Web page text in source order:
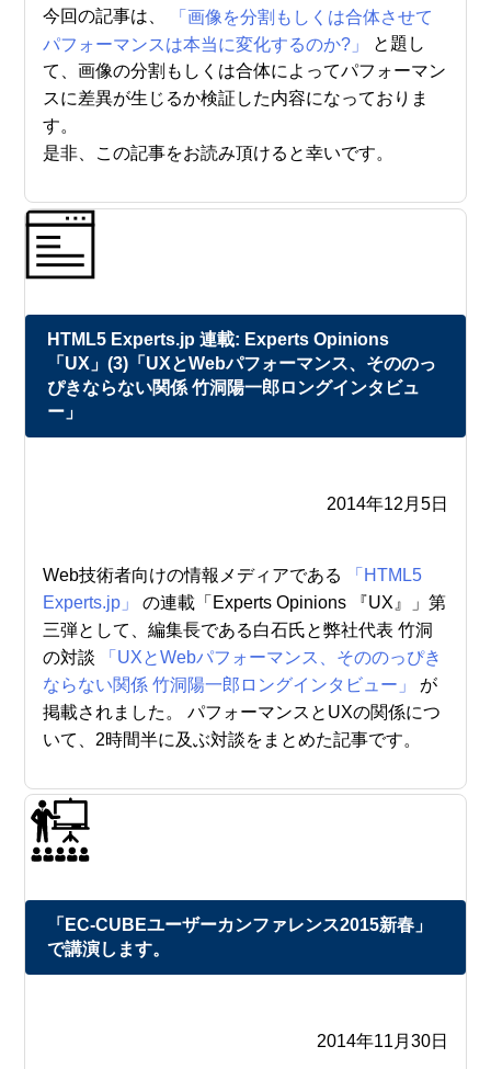
今回の記事は、
「画像を分割もしくは合体させて
パフォーマンスは本当に変化するのか?」
と題し
て、画像の分割もしくは合体によってパフォーマン
スに差異が生じるか検証した内容になっておりま
す。
是非、この記事をお読み頂けると幸いです。
HTML5 Experts.jp 連載: Experts Opinions
「UX」(3)「UXとWebパフォーマンス、そののっ
ぴきならない関係 竹洞陽一郎ロングインタビュ
ー」
2014年12月5日
Web技術者向けの情報メディアである
「HTML5
Experts.jp」
の連載「Experts Opinions 『UX』」第
三弾として、編集長である白石氏と弊社代表 竹洞
の対談
「UXとWebパフォーマンス、そののっぴき
ならない関係 竹洞陽一郎ロングインタビュー」
が
掲載されました。 パフォーマンスとUXの関係につ
いて、2時間半に及ぶ対談をまとめた記事です。
「EC-CUBEユーザーカンファレンス2015新春」
で講演します。
2014年11月30日